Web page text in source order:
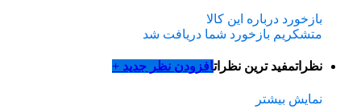
بازخورد درباره این کالا
متشکریم بازخورد شما دریافت شد
نظراتمفید ترین نظراتافزودن نظر جدید +
نمایش بیشتر